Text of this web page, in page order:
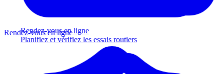
Rendez-vous en ligne
Planifiez et vérifiez les essais routiers
Rendez-vous en ligne